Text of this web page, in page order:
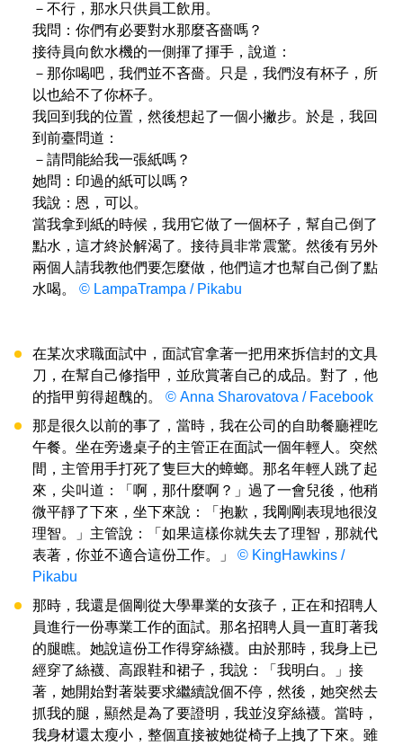
－不行，那水只供員工飲用。
我問：你們有必要對水那麼吝嗇嗎？
接待員向飲水機的一側揮了揮手，說道：
－那你喝吧，我們並不吝嗇。只是，我們沒有杯子，所
以也給不了你杯子。
我回到我的位置，然後想起了一個小撇步。於是，我回
到前臺問道：
－請問能給我一張紙嗎？
她問：印過的紙可以嗎？
我說：恩，可以。
當我拿到紙的時候，我用它做了一個杯子，幫自己倒了
點水，這才終於解渴了。接待員非常震驚。然後有另外
兩個人請我教他們要怎麼做，他們這才也幫自己倒了點
水喝。 © LampaTrampa / Pikabu
在某次求職面試中，面試官拿著一把用來拆信封的文具
刀，在幫自己修指甲，並欣賞著自己的成品。對了，他
的指甲剪得超醜的。 © Anna Sharovatova / Facebook
那是很久以前的事了，當時，我在公司的自助餐廳裡吃
午餐。坐在旁邊桌子的主管正在面試一個年輕人。突然
間，主管用手打死了隻巨大的蟑螂。那名年輕人跳了起
來，尖叫道：「啊，那什麼啊？」過了一會兒後，他稍
微平靜了下來，坐下來說：「抱歉，我剛剛表現地很沒
理智。」主管說：「如果這樣你就失去了理智，那就代
表著，你並不適合這份工作。」 © KingHawkins /
Pikabu
那時，我還是個剛從大學畢業的女孩子，正在和招聘人
員進行一份專業工作的面試。那名招聘人員一直盯著我
的腿瞧。她說這份工作得穿絲襪。由於那時，我身上已
經穿了絲襪、高跟鞋和裙子，我說：「我明白。」接
著，她開始對著裝要求繼續說個不停，然後，她突然去
抓我的腿，顯然是為了要證明，我並沒穿絲襪。當時，
我身材還太瘦小，整個直接被她從椅子上拽了下來。雖